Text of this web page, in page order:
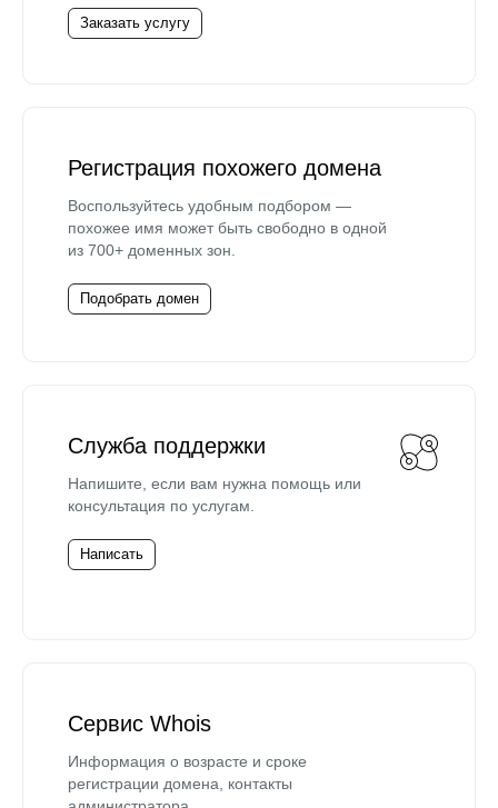
Заказать услугу
Регистрация похожего домена
Воспользуйтесь удобным подбором —
похожее имя может быть свободно в одной
из 700+ доменных зон.
Подобрать домен
Служба поддержки
Напишите, если вам нужна помощь или
консультация по услугам.
Написать
Сервис Whois
Информация о возрасте и сроке
регистрации домена, контакты